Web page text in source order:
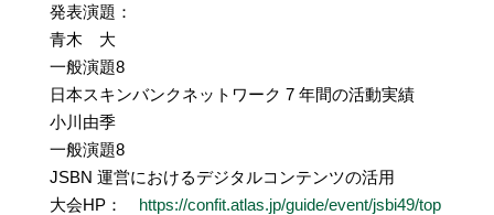
発表演題：
青木 大
一般演題8
日本スキンバンクネットワーク 7 年間の活動実績
小川由季
一般演題8
JSBN 運営におけるデジタルコンテンツの活用
大会HP： https://confit.atlas.jp/guide/event/jsbi49/top